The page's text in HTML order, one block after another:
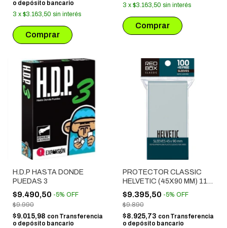
o depósito bancario
3 x $3.163,50 sin interés
3 x $3.163,50 sin interés
H.D.P HASTA DONDE
PUEDAS 3
$9.490,50 -5% OFF
$9.990
$9.015,98 con Transferencia
o depósito bancario
PROTECTOR CLASSIC
HELVETIC (45X90 MM) 110
UNIDADES
$9.395,50 -5% OFF
$9.890
$8.925,73 con Transferencia
o depósito bancario